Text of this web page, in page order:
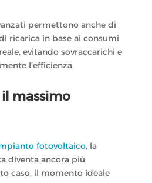
permettono anche di
ricarica in base ai consumi
evitando sovraccarichi e
l’efficienza.
massimo
fotovoltaico, la
diventa ancora più
caso, il momento ideale